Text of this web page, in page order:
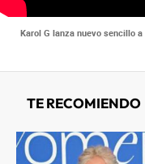
Karol G lanza nuevo sencillo a
TE RECOMIENDO